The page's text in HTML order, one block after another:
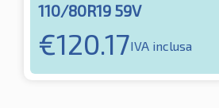
110/80R19 59V
€120.17IVA inclusa